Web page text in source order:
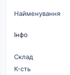
Найменування
Інфо
Склад
К-cть